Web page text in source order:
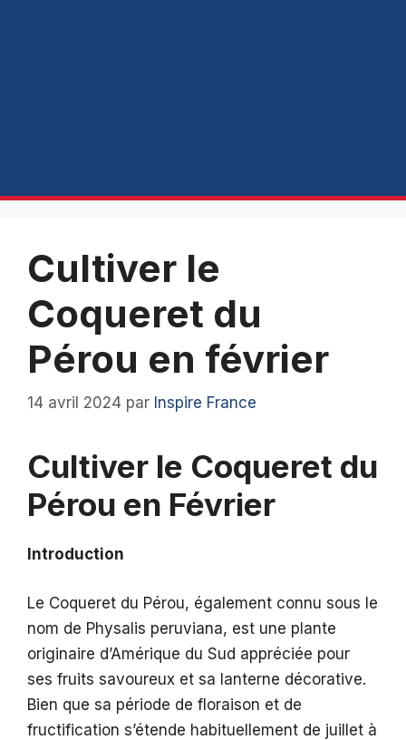
Cultiver le
Coqueret du
Pérou en février
14 avril 2024 par Inspire France
Cultiver le Coqueret du
Pérou en Février
Introduction
Le Coqueret du Pérou, également connu sous le
nom de Physalis peruviana, est une plante
originaire d’Amérique du Sud appréciée pour
ses fruits savoureux et sa lanterne décorative.
Bien que sa période de floraison et de
fructification s’étende habituellement de juillet à